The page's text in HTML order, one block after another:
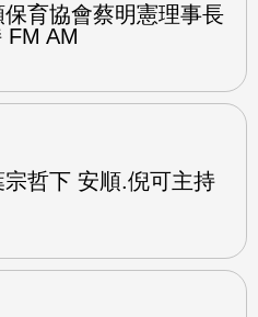
育協會蔡明憲理事長
FM AM
哲下 安順.倪可主持